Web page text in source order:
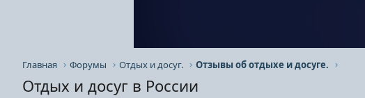
Главная Форумы Отдых и досуг. Отзывы об отдыхе и досуге.
Отдых и досуг в России